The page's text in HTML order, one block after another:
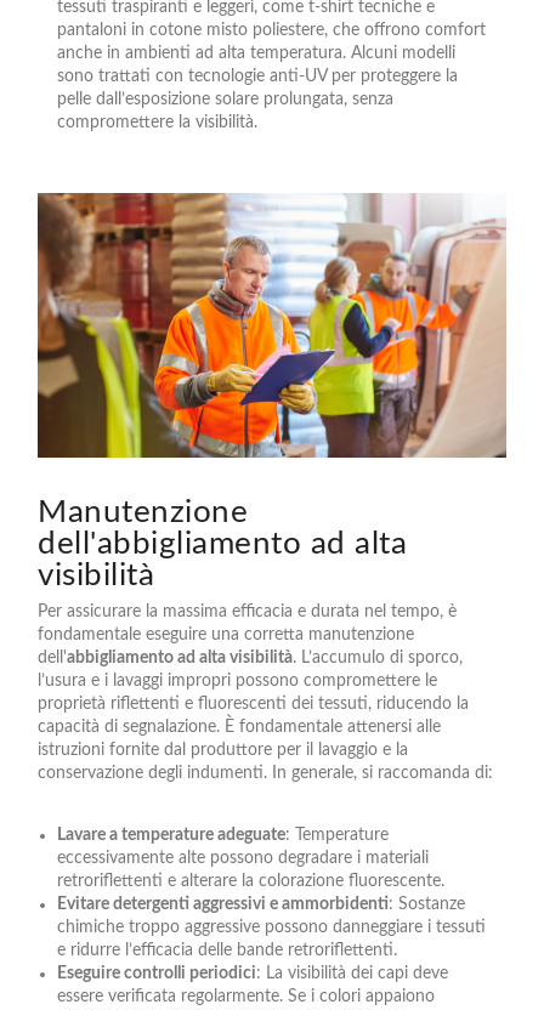
tessuti traspiranti e leggeri, come t-shirt tecniche e
pantaloni in cotone misto poliestere, che offrono comfort
anche in ambienti ad alta temperatura. Alcuni modelli
sono trattati con tecnologie anti-UV per proteggere la
pelle dall’esposizione solare prolungata, senza
compromettere la visibilità.
Manutenzione
dell'abbigliamento ad alta
visibilità
Per assicurare la massima efficacia e durata nel tempo, è
fondamentale eseguire una corretta manutenzione
dell'abbigliamento ad alta visibilità. L’accumulo di sporco,
l’usura e i lavaggi impropri possono compromettere le
proprietà riflettenti e fluorescenti dei tessuti, riducendo la
capacità di segnalazione. È fondamentale attenersi alle
istruzioni fornite dal produttore per il lavaggio e la
conservazione degli indumenti. In generale, si raccomanda di:
Lavare a temperature adeguate: Temperature
eccessivamente alte possono degradare i materiali
retroriflettenti e alterare la colorazione fluorescente.
Evitare detergenti aggressivi e ammorbidenti: Sostanze
chimiche troppo aggressive possono danneggiare i tessuti
e ridurre l’efficacia delle bande retroriflettenti.
Eseguire controlli periodici: La visibilità dei capi deve
essere verificata regolarmente. Se i colori appaiono